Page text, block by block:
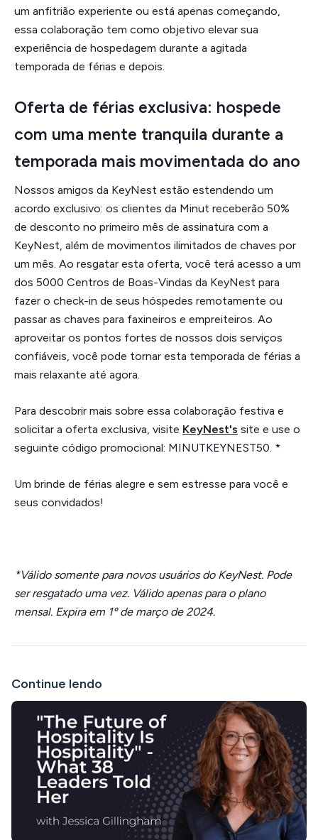
um anfitrião experiente ou está apenas começando,
essa colaboração tem como objetivo elevar sua
experiência de hospedagem durante a agitada
temporada de férias e depois.
Oferta de férias exclusiva: hospede
com uma mente tranquila durante a
temporada mais movimentada do ano
Nossos amigos da KeyNest estão estendendo um
acordo exclusivo: os clientes da Minut receberão 50%
de desconto no primeiro mês de assinatura com a
KeyNest, além de movimentos ilimitados de chaves por
um mês. Ao resgatar esta oferta, você terá acesso a um
dos 5000 Centros de Boas-Vindas da KeyNest para
fazer o check-in de seus hóspedes remotamente ou
passar as chaves para faxineiros e empreiteiros. Ao
aproveitar os pontos fortes de nossos dois serviços
confiáveis, você pode tornar esta temporada de férias a
mais relaxante até agora.
Para descobrir mais sobre essa colaboração festiva e
solicitar a oferta exclusiva, visite KeyNest's site e use o
seguinte código promocional: MINUTKEYNEST50. *
Um brinde de férias alegre e sem estresse para você e
seus convidados!
*Válido somente para novos usuários do KeyNest. Pode
ser resgatado uma vez. Válido apenas para o plano
mensal. Expira em 1º de março de 2024.
Continue lendo